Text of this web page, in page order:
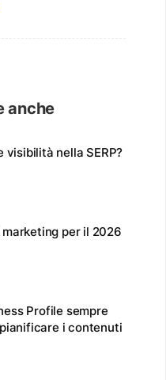
anche
visibilità nella SERP?
per il 2026
Profile sempre
i contenuti